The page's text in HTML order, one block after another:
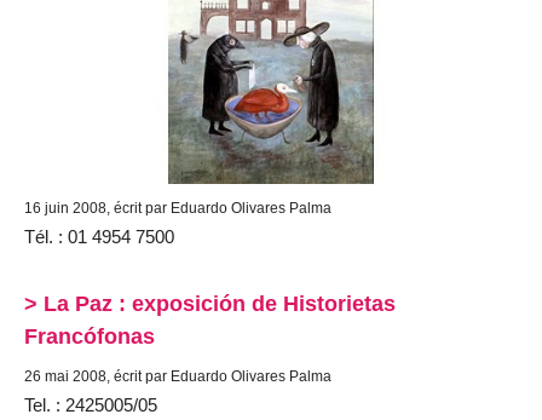
16 juin 2008, écrit par Eduardo Olivares Palma
Tél. : 01 4954 7500
> La Paz : exposición de Historietas
Francófonas
26 mai 2008, écrit par Eduardo Olivares Palma
Tel. : 2425005/05